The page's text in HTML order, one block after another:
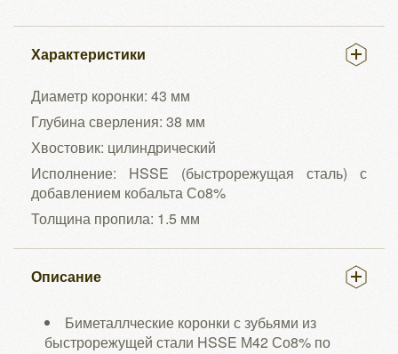
Характеристики
Диаметр коронки: 43 мм
Глубина сверления: 38 мм
Хвостовик: цилиндрический
Исполнение: HSSE (быстрорежущая сталь) с
добавлением кобальта Со8%
Толщина пропила: 1.5 мм
Описание
Биметаллческие коронки с зубьями из
быстрорежущей стали HSSE М42 Со8% по